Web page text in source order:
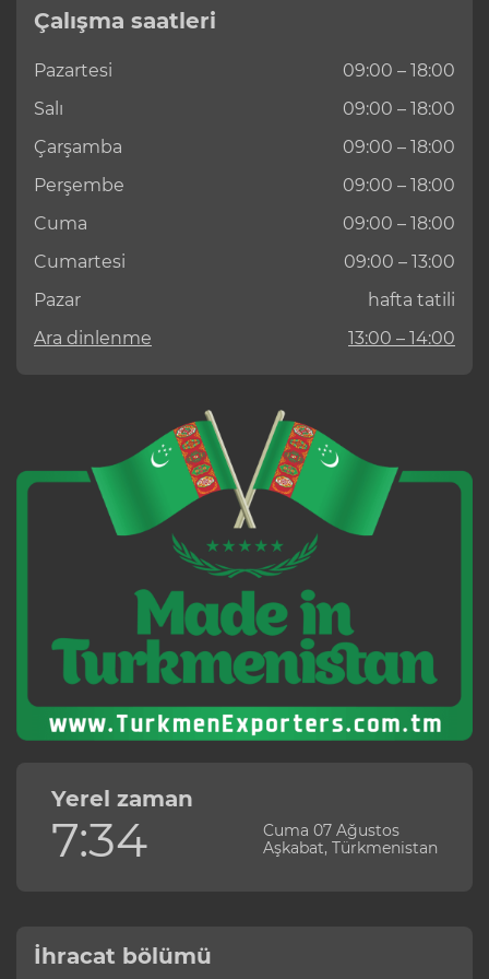
Çalışma saatleri
Pazartesi
09:00 – 18:00
Salı
09:00 – 18:00
Çarşamba
09:00 – 18:00
Perşembe
09:00 – 18:00
Cuma
09:00 – 18:00
Cumartesi
09:00 – 13:00
Pazar
hafta tatili
Ara dinlenme
13:00 – 14:00
Yerel zaman
7:34
Cuma 07 Ağustos
Aşkabat, Türkmenistan
İhracat bölümü